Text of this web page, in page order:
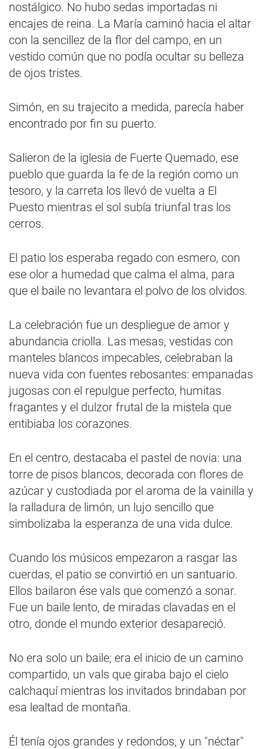
nostálgico. No hubo sedas importadas ni
encajes de reina. La María caminó hacia el altar
con la sencillez de la flor del campo, en un
vestido común que no podía ocultar su belleza
de ojos tristes.
Simón, en su trajecito a medida, parecía haber
encontrado por fin su puerto.
Salieron de la iglesia de Fuerte Quemado, ese
pueblo que guarda la fe de la región como un
tesoro, y la carreta los llevó de vuelta a El
Puesto mientras el sol subía triunfal tras los
cerros.
El patio los esperaba regado con esmero, con
ese olor a humedad que calma el alma, para
que el baile no levantara el polvo de los olvidos.
La celebración fue un despliegue de amor y
abundancia criolla. Las mesas, vestidas con
manteles blancos impecables, celebraban la
nueva vida con fuentes rebosantes: empanadas
jugosas con el repulgue perfecto, humitas
fragantes y el dulzor frutal de la mistela que
entibiaba los corazones.
En el centro, destacaba el pastel de novia: una
torre de pisos blancos, decorada con flores de
azúcar y custodiada por el aroma de la vainilla y
la ralladura de limón, un lujo sencillo que
simbolizaba la esperanza de una vida dulce.
Cuando los músicos empezaron a rasgar las
cuerdas, el patio se convirtió en un santuario.
Ellos bailaron ése vals que comenzó a sonar.
Fue un baile lento, de miradas clavadas en el
otro, donde el mundo exterior desapareció.
No era solo un baile; era el inicio de un camino
compartido, un vals que giraba bajo el cielo
calchaquí mientras los invitados brindaban por
esa lealtad de montaña.
Él tenía ojos grandes y redondos, y un "néctar"